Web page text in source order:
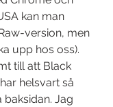
kan man
version, men
upp hos oss).
till att Black
helsvart så
Jag